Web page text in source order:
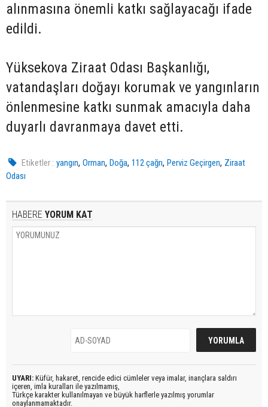
alınmasına önemli katkı sağlayacağı ifade
edildi.
Yüksekova Ziraat Odası Başkanlığı,
vatandaşları doğayı korumak ve yangınların
önlenmesine katkı sunmak amacıyla daha
duyarlı davranmaya davet etti.
Etiketler : yangın,Orman,Doğa,112 çağrı,Perviz Geçirgen, Ziraat
Odası
HABERE YORUM KAT
UYARI: Küfür, hakaret, rencide edici cümleler veya imalar, inançlara saldırı
içeren, imla kuralları ile yazılmamış,
Türkçe karakter kullanılmayan ve büyük harflerle yazılmış yorumlar
onaylanmamaktadır.